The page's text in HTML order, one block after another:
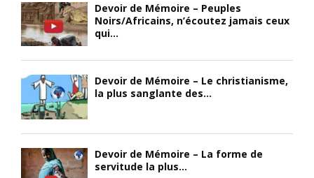
Devoir de Mémoire – Peuples
Noirs/Africains, n’écoutez jamais ceux
qui...
Devoir de Mémoire – Le christianisme,
la plus sanglante des...
Devoir de Mémoire – La forme de
servitude la plus...